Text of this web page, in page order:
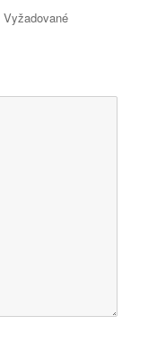
Vyžadované